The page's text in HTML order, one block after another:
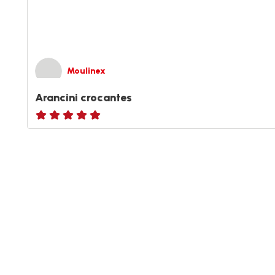
Moulinex
Arancini crocantes
ratings.NaN